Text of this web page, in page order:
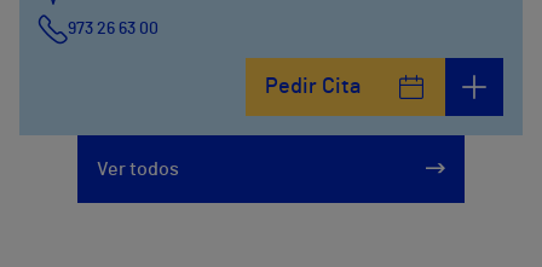
973 26 63 00
Pedir Cita
Ver todos